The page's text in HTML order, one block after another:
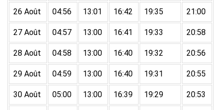
26 Août 04:56 13:01 16:42 19:35 21:00
27 Août 04:57 13:00 16:41 19:33 20:58
28 Août 04:58 13:00 16:40 19:32 20:56
29 Août 04:59 13:00 16:40 19:31 20:55
30 Août 05:00 13:00 16:39 19:29 20:53